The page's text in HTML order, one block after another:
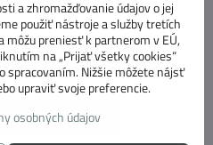
produkty
a zhromažďovanie údajov o jej
použiť nástroje a služby tretích
môžu preniesť k partnerom v EÚ,
na „Prijať všetky cookies“
spracovaním. Nižšie môžete nájsť
upraviť svoje preferencie.
osobných údajov